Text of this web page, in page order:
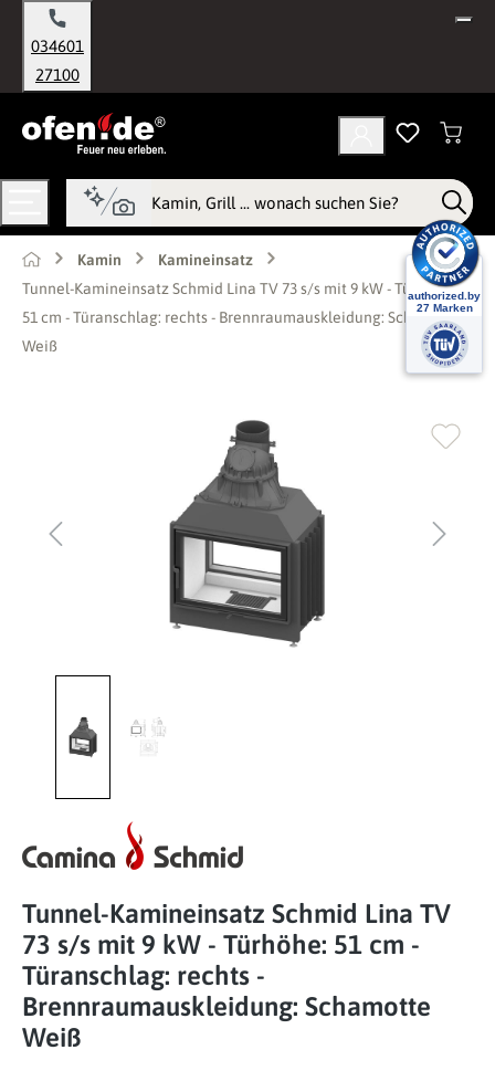
springen
034601
27100
Kamin
Kamineinsatz
Tunnel-Kamineinsatz Schmid Lina TV 73 s/s mit 9 kW - Türhöhe:
51 cm - Türanschlag: rechts - Brennraumauskleidung: Schamotte
Weiß
Tunnel-Kamineinsatz Schmid Lina TV
73 s/s mit 9 kW - Türhöhe: 51 cm -
Türanschlag: rechts -
Brennraumauskleidung: Schamotte
Weiß